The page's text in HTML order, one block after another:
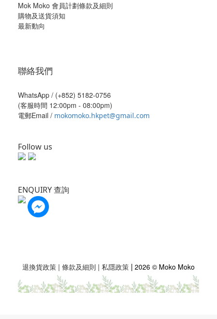
Mok Moko 會員計劃條款及細則
購物及送貨須知
最新動向
聯絡我們
WhatsApp / (+852) 5182-0756
(客服時間 12:00pm - 08:00pm)
電郵Email / mokomoko.hkpet@gmail.com
Follow us
ENQUIRY 查詢
退換貨政策 | 條款及細則 | 私隱政策 | 2026 © Moko Moko